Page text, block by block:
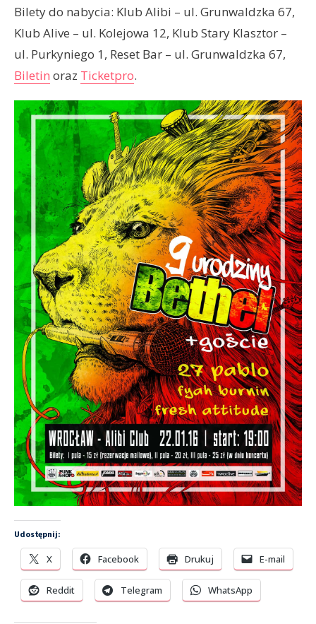
Bilety do nabycia: Klub Alibi – ul. Grunwaldzka 67,
Klub Alive – ul. Kolejowa 12, Klub Stary Klasztor –
ul. Purkyniego 1, Reset Bar – ul. Grunwaldzka 67,
Biletin oraz Ticketpro.
Udostępnij:
X Facebook Drukuj E-mail
Reddit Telegram WhatsApp